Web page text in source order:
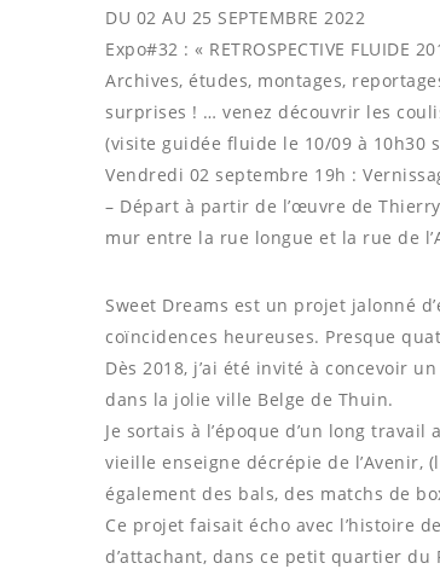
DU 02 AU 25 SEPTEMBRE 2022
Expo#32 : « RETROSPECTIVE FLUIDE
Archives, études, montages,
surprises ! … venez découvrir les
(visite guidée fluide le 10/09 à 10h30
Vendredi 02 septembre 19h :
– Départ à partir de l’œuvre de
mur entre la rue longue et la rue de
Sweet Dreams est un projet jalonné
coïncidences heureuses. Presque
Dès 2018, j’ai été invité à concevoir
dans la jolie ville Belge de Thuin.
Je sortais à l’époque d’un long
vieille enseigne décrépie de
également des bals, des matchs de
Ce projet faisait écho avec l’histoire
d’attachant, dans ce petit quartier du